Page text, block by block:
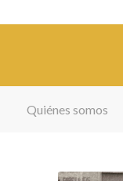
Quiénes somos